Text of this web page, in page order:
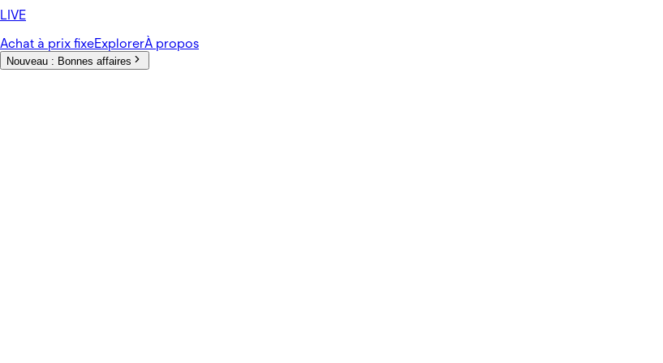
LIVE
Achat à prix fixeExplorerÀ propos
Nouveau : Bonnes affaires